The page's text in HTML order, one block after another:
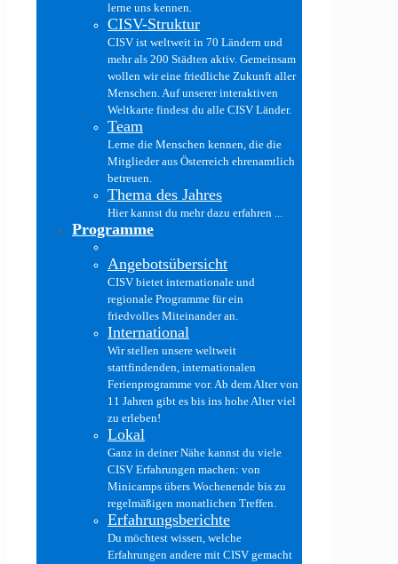
lerne uns kennen.
CISV-Struktur
CISV ist weltweit in 70 Ländern und
mehr als 200 Städten aktiv. Gemeinsam
wollen wir eine friedliche Zukunft aller
Menschen. Auf unserer interaktiven
Weltkarte findest du alle CISV Länder.
Team
Lerne die Menschen kennen, die die
Mitglieder aus Österreich ehrenamtlich
betreuen.
Thema des Jahres
Hier kannst du mehr dazu erfahren ...
Programme
Angebotsübersicht
CISV bietet internationale und
regionale Programme für ein
friedvolles Miteinander an.
International
Wir stellen unsere weltweit
stattfindenden, internationalen
Ferienprogramme vor. Ab dem Alter von
11 Jahren gibt es bis ins hohe Alter viel
zu erleben!
Lokal
Ganz in deiner Nähe kannst du viele
CISV Erfahrungen machen: von
Minicamps übers Wochenende bis zu
regelmäßigen monatlichen Treffen.
Erfahrungsberichte
Du möchtest wissen, welche
Erfahrungen andere mit CISV gemacht